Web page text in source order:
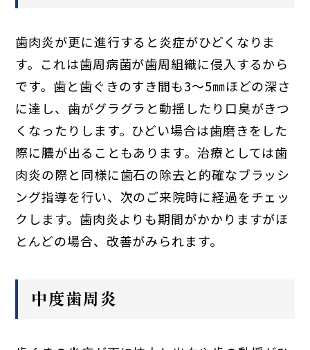
歯肉炎が更に進行すると炎症がひどくなりま
す。これは歯周病菌が歯周組織に侵入するから
です。歯と歯ぐきのすき間も3～5㎜ほどの深さ
に達し、歯がグラグラと動揺したり口臭がきつ
くなったりします。ひどい場合は歯磨きをした
際に膿が出ることもあります。治療としては歯
肉炎の際と同様に歯石の除去と的確なブラッシ
ング指導を行い、次のご来院時に経過をチェッ
クします。歯肉炎よりも期間がかかりますがほ
とんどの場合、改善がみられます。
中度歯周炎